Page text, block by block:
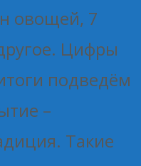
овощей, 7
Цифры
подведём
–
Такие